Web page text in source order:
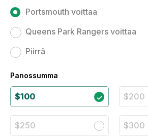
Portsmouth voittaa
Queens Park Rangers voittaa
Piirrä
Panossumma
$100 $200
$250 $300